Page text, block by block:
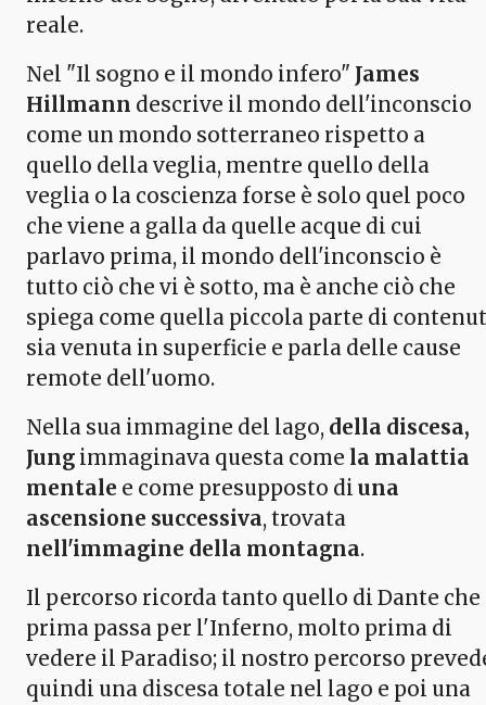
reale.
Nel "Il sogno e il mondo infero" James
Hillmann descrive il mondo dell'inconscio
come un mondo sotterraneo rispetto a
quello della veglia, mentre quello della
veglia o la coscienza forse è solo quel poco
che viene a galla da quelle acque di cui
parlavo prima, il mondo dell'inconscio è
tutto ciò che vi è sotto, ma è anche ciò che
spiega come quella piccola parte di
sia venuta in superficie e parla delle cause
remote dell'uomo.
Nella sua immagine del lago, della discesa,
Jung immaginava questa come la malattia
mentale e come presupposto di una
ascensione successiva, trovata
nell'immagine della montagna.
Il percorso ricorda tanto quello di Dante che
prima passa per l'Inferno, molto prima di
vedere il Paradiso; il nostro percorso
quindi una discesa totale nel lago e poi una